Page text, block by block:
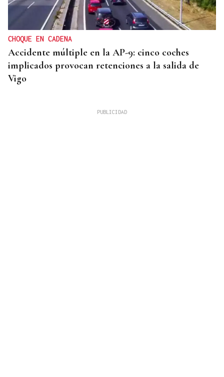
CHOQUE EN CADENA
Accidente múltiple en la AP-9: cinco coches
implicados provocan retenciones a la salida de
Vigo